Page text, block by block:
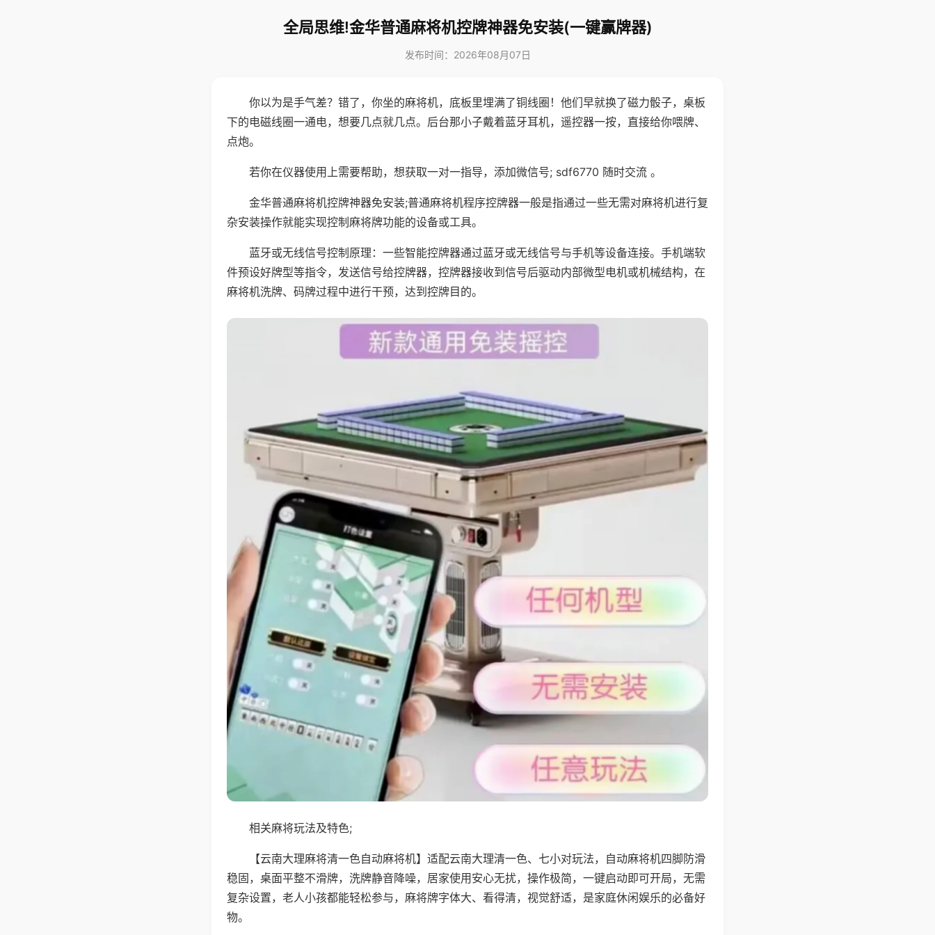
全局思维!金华普通麻将机控牌神器免安装(一键赢牌器)
发布时间：2026年08月07日
你以为是手气差？错了，你坐的麻将机，底板里埋满了铜线圈！他们早就换了磁力骰子，桌板
下的电磁线圈一通电，想要几点就几点。后台那小子戴着蓝牙耳机，遥控器一按，直接给你喂牌、
点炮。
若你在仪器使用上需要帮助，想获取一对一指导，添加微信号; sdf6770 随时交流 。
金华普通麻将机控牌神器免安装;普通麻将机程序控牌器一般是指通过一些无需对麻将机进行复
杂安装操作就能实现控制麻将牌功能的设备或工具。
蓝牙或无线信号控制原理：一些智能控牌器通过蓝牙或无线信号与手机等设备连接。手机端软
件预设好牌型等指令，发送信号给控牌器，控牌器接收到信号后驱动内部微型电机或机械结构，在
麻将机洗牌、码牌过程中进行干预，达到控牌目的。
相关麻将玩法及特色;
【云南大理麻将清一色自动麻将机】适配云南大理清一色、七小对玩法，自动麻将机四脚防滑
稳固，桌面平整不滑牌，洗牌静音降噪，居家使用安心无扰，操作极简，一键启动即可开局，无需
复杂设置，老人小孩都能轻松参与，麻将牌字体大、看得清，视觉舒适，是家庭休闲娱乐的必备好
物。